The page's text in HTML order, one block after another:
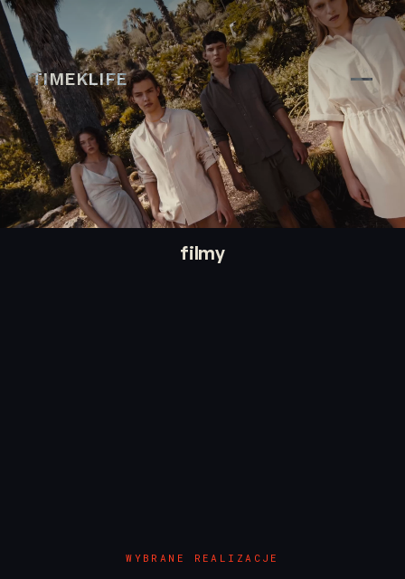
TIMEKLIFE
Filmy reklamowe,
filmy
WYBRANE REALIZACJE